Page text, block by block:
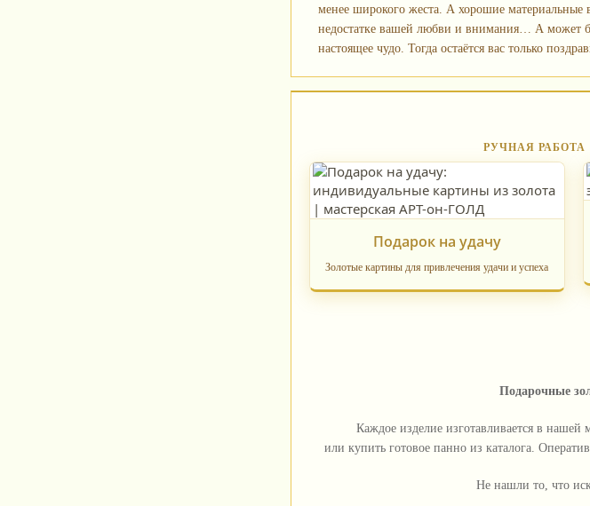
менее широкого жеста. А хорошие материальные
недостатке вашей любви и внимания… А может
настоящее чудо. Тогда остаётся вас только
РУЧНАЯ
Подарок на удачу
Золотые картины для привлечения удачи и успеха
Подарочные
Каждое изделие изготавливается в нашей
или купить готовое панно из каталога.
Не нашли то, что